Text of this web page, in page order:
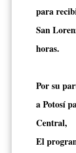
para
San
horas.
Por su
a Potosí
Central,
El